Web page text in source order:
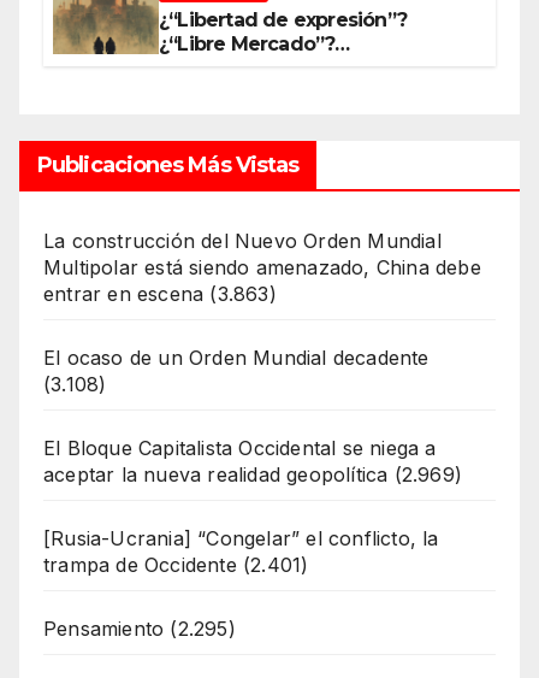
¿“Libertad de expresión”?
¿“Libre Mercado”?
Publicaciones Más Vistas
La construcción del Nuevo Orden Mundial
Multipolar está siendo amenazado, China debe
entrar en escena (3.863)
El ocaso de un Orden Mundial decadente
(3.108)
El Bloque Capitalista Occidental se niega a
aceptar la nueva realidad geopolítica (2.969)
[Rusia-Ucrania] “Congelar” el conflicto, la
trampa de Occidente (2.401)
Pensamiento (2.295)